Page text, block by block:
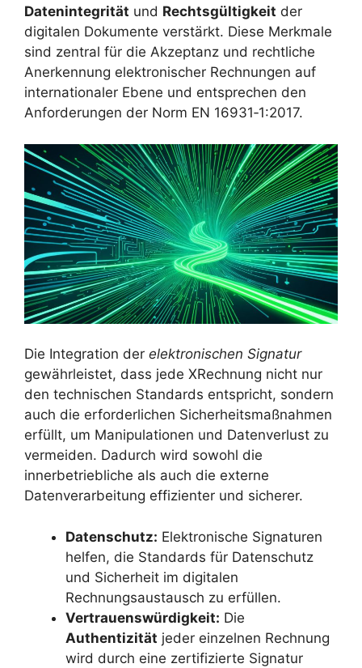
Datenintegrität und Rechtsgültigkeit der
digitalen Dokumente verstärkt. Diese Merkmale
sind zentral für die Akzeptanz und rechtliche
Anerkennung elektronischer Rechnungen auf
internationaler Ebene und entsprechen den
Anforderungen der Norm EN 16931‑1:2017.
Die Integration der elektronischen Signatur
gewährleistet, dass jede XRechnung nicht nur
den technischen Standards entspricht, sondern
auch die erforderlichen Sicherheitsmaßnahmen
erfüllt, um Manipulationen und Datenverlust zu
vermeiden. Dadurch wird sowohl die
innerbetriebliche als auch die externe
Datenverarbeitung effizienter und sicherer.
Datenschutz: Elektronische Signaturen
helfen, die Standards für Datenschutz
und Sicherheit im digitalen
Rechnungsaustausch zu erfüllen.
Vertrauenswürdigkeit: Die
Authentizität jeder einzelnen Rechnung
wird durch eine zertifizierte Signatur